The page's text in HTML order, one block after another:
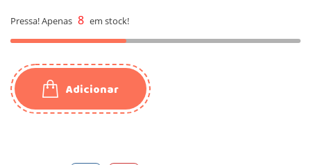
Pressa! Apenas 8 em stock!
Adicionar